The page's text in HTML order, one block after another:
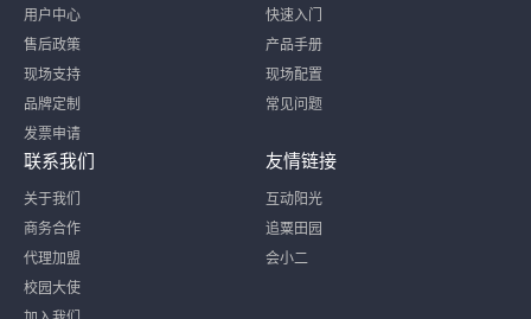
用户中心
售后政策
现场支持
品牌定制
发票申请
快速入门
产品手册
现场配置
常见问题
联系我们
关于我们
商务合作
代理加盟
校园大使
友情链接
互动阳光
追粟田园
会小二